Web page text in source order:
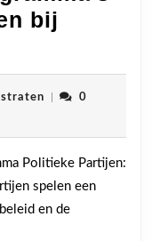
bij
cdenvhoogstraten
0
Politieke Partijen:
spelen een
en de